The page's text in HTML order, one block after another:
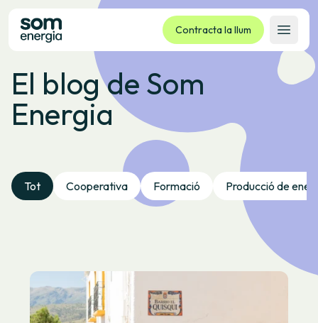
Contracta la llum
Obrir
Tarifes
Serveis
Empreses
La cooperativa
Contacte
Tràmits
El blog de Som
Energia
Tot Cooperativa Formació Producció de